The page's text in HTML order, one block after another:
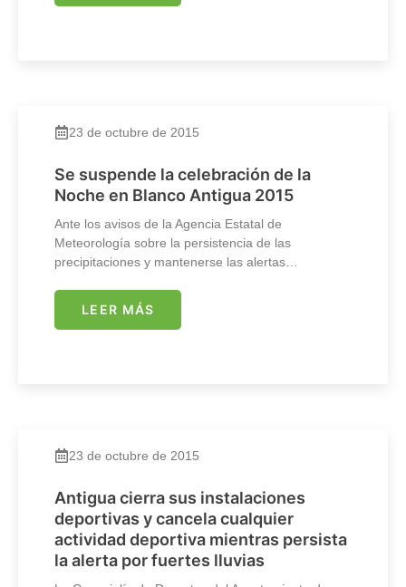
23 de octubre de 2015
Se suspende la celebración de la
Noche en Blanco Antigua 2015
Ante los avisos de la Agencia Estatal de
Meteorología sobre la persistencia de las
precipitaciones y mantenerse las alertas…
LEER MÁS
23 de octubre de 2015
Antigua cierra sus instalaciones
deportivas y cancela cualquier
actividad deportiva mientras persista
la alerta por fuertes lluvias